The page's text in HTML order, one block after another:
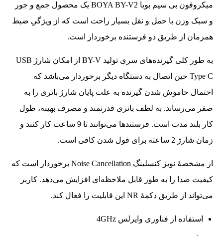
میکروفون بی سیم بویا BOYA BY-V2 یک محصول جمع و جور
و سبک وزن با حمل و نقل بسیار راحت است که از ویژگیِ ضبط
همزمان از طریق دو فرستنده برخوردار است.
به طور کلی گیرنده‌های سری تولید BY-V از امکان شارژ USB
Type C حین اتصال به دستگاه دیگر برخوردار می‌باشد که
احتمال خاموش شدن گیرنده به علت پایان شارژ باتری را به
صفر می‌رساند. به لطف باتری قدرتمند و مصرف بهینه، طول
کار بلند مدت است. فرستندها می‌توانند تا 9 ساعت کار کنند و
زمان شارژ 2 ساعته برای فول شدن کافی است.
از مشخصۀ نویز کنسلینگ Noise Cancellation برخوردار است که
کیفیت صدا را به طور قابل ملاحظه‌ای افزایش می‌دهد. کاربر
می‌تواند از طریق دکمۀ NR این قابلیت را فعال کند.
استفاده از فناوری وایرلس 4GHz